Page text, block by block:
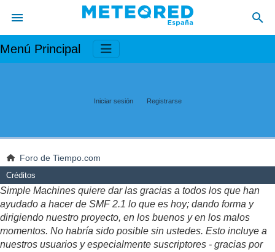
Menú Principal
Iniciar sesión Registrarse
Foro de Tiempo.com
Créditos
Simple Machines quiere dar las gracias a todos los que han
ayudado a hacer de SMF 2.1 lo que es hoy; dando forma y
dirigiendo nuestro proyecto, en los buenos y en los malos
momentos. No habría sido posible sin ustedes. Esto incluye a
nuestros usuarios y especialmente suscriptores - gracias por